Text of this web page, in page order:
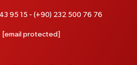
95 15 - (+90) 232 500 76 76
[email protected]